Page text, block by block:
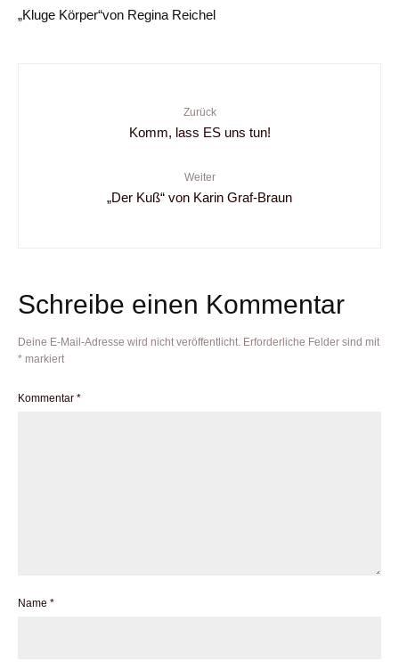
„Kluge Körper“von Regina Reichel
Zurück
Komm, lass ES uns tun!
Weiter
„Der Kuß“ von Karin Graf-Braun
Schreibe einen Kommentar
Deine E-Mail-Adresse wird nicht veröffentlicht. Erforderliche Felder sind mit
* markiert
Kommentar *
Name *